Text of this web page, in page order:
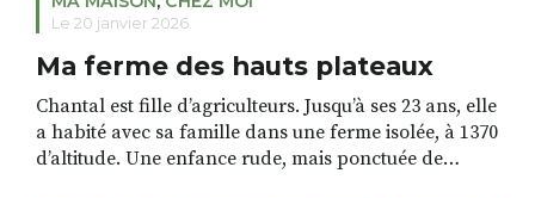
Le 20 janvier 2026
Ma ferme des hauts plateaux
Chantal est fille d’agriculteurs. Jusqu’à ses 23 ans, elle
a habité avec sa famille dans une ferme isolée, à 1370
d’altitude. Une enfance rude, mais ponctuée de